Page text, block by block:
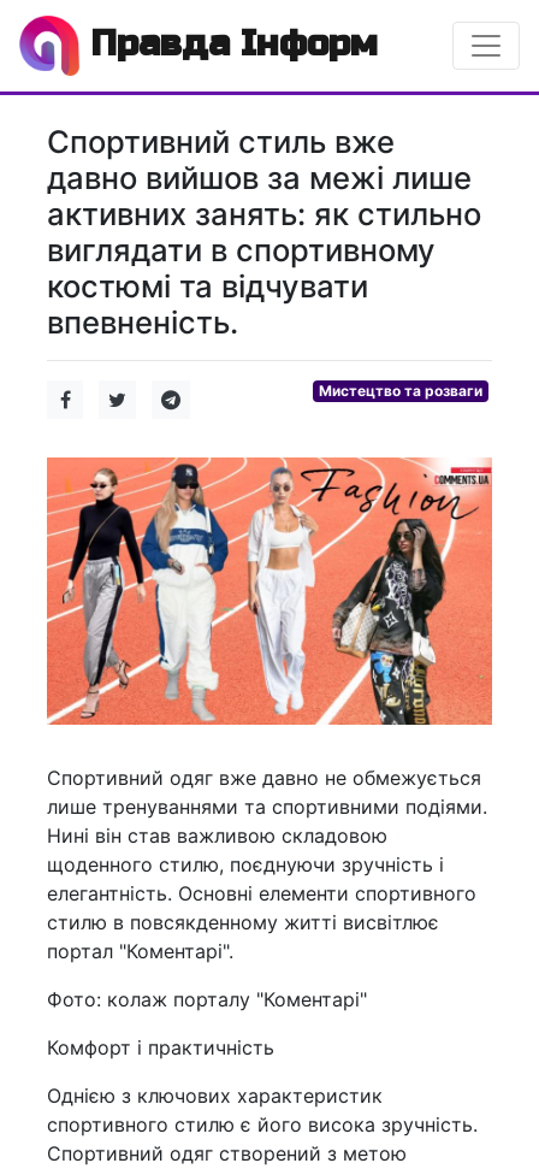
Правда Інформ
Спортивний стиль вже
давно вийшов за межі лише
активних занять: як стильно
виглядати в спортивному
костюмі та відчувати
впевненість.
Мистецтво та розваги
Спортивний одяг вже давно не обмежується
лише тренуваннями та спортивними подіями.
Нині він став важливою складовою
щоденного стилю, поєднуючи зручність і
елегантність. Основні елементи спортивного
стилю в повсякденному житті висвітлює
портал "Коментарі".
Фото: колаж порталу "Коментарі"
Комфорт і практичність
Однією з ключових характеристик
спортивного стилю є його висока зручність.
Спортивний одяг створений з метою